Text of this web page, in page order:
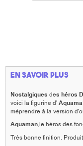
En savoir plus
Nostalgiques des héros
voici la figurine d'
méprendre à la version
Aquaman,le héros des
Très bonne finition.